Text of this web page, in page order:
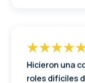
Hicieron una
roles difíciles